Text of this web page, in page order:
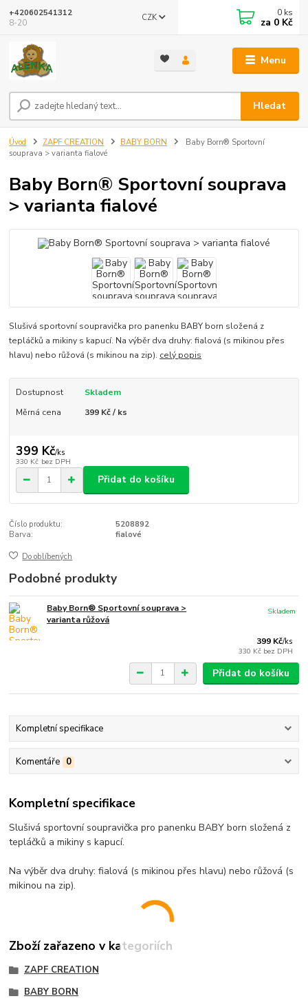
Menu
CZK
Hledat
+420602541312
8-20
0 ks
za 0 Kč
Úvod ZAPF CREATION BABY BORN
Baby Born® Sportovní
souprava > varianta fialové
Baby Born® Sportovní souprava
> varianta fialové
Slušivá sportovní soupravička pro panenku BABY born složená z
tepláčků a mikiny s kapucí. Na výběr dva druhy: fialová (s mikinou přes
hlavu) nebo růžová (s mikinou na zip). celý popis
Dostupnost
Skladem
Měrná cena
399 Kč / ks
399 Kč/ks
330 Kč bez DPH
Přidat do košíku
Číslo produktu:
5208892
Barva:
fialové
Do oblíbených
Podobné produkty
Baby Born® Sportovní souprava >
varianta růžová
399 Kč/ks
330 Kč bez DPH
Skladem
Přidat do košíku
Kompletní specifikace
Komentáře 0
Kompletní specifikace
Slušivá sportovní soupravička pro panenku BABY born složená z
tepláčků a mikiny s kapucí.
Na výběr dva druhy: fialová (s mikinou přes hlavu) nebo růžová (s
mikinou na zip).
Zboží zařazeno v kategoriích
ZAPF CREATION
BABY BORN